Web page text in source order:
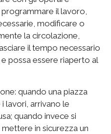
il lavoro,
modificare o
la circolazione,
il tempo necessario
possa essere riaperto al
quando una piazza
lavori, arrivano le
quando invece si
in sicurezza un